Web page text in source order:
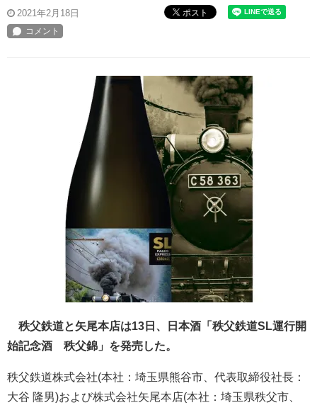
2021年2月18日 ポスト
秩父鉄道と矢尾本店は13日、日本酒「秩父鉄道SL運行開
始記念酒 秩父錦」を発売した。
秩父鉄道株式会社(本社：埼玉県熊谷市、代表取締役社長：
大谷 隆男)および株式会社矢尾本店(本社：埼玉県秩父市、